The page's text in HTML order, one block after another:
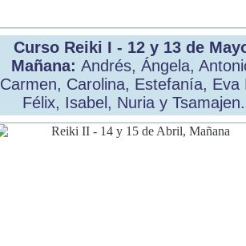
Curso Reiki I - 12 y 13 de
Mañana: Andrés, Ángela,
Carmen, Carolina, Estefanía, Eva
Félix, Isabel, Nuria y Tsamajen.